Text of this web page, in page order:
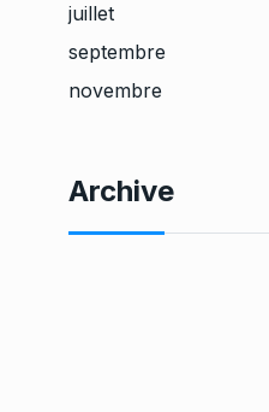
juillet
septembre
novembre
Archive